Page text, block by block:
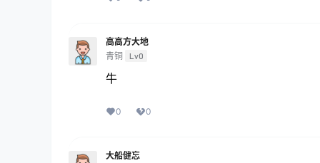
高高方大地
青铜
Lv0
牛
0 0
大船健忘